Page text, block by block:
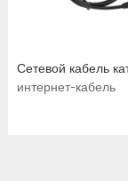
Сетевой кабель
интернет-кабель